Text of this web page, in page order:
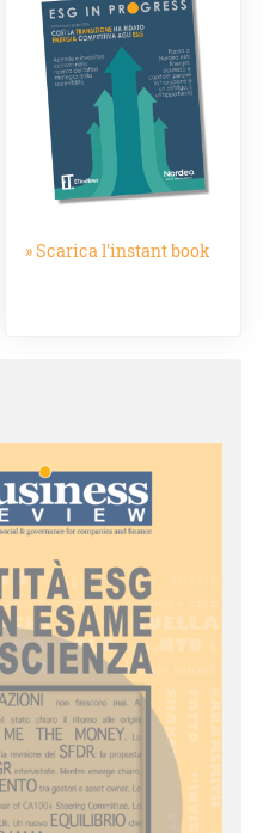
» Scarica l'instant book